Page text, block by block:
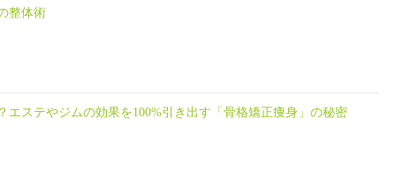
整体術
エステやジムの効果を100%引き出す「骨格矯正痩身」の秘密